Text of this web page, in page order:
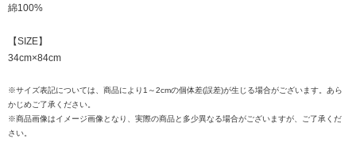
綿100%
【SIZE】
34cm×84cm
※サイズ表記については、商品により1～2cmの個体差(誤差)が生じる場合がございます。あら
かじめご了承ください。
※商品画像はイメージ画像となり、実際の商品と多少異なる場合がございますが、ご了承くだ
さい。